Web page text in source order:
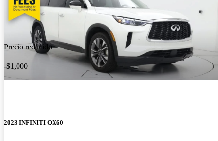
Precio reducido
-$1,000
2023 INFINITI QX60